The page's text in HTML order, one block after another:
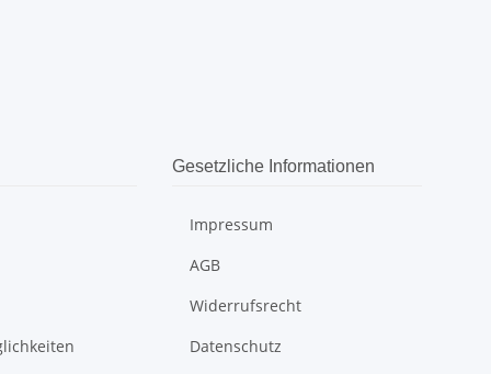
Gesetzliche Informationen
Impressum
AGB
Widerrufsrecht
Datenschutz